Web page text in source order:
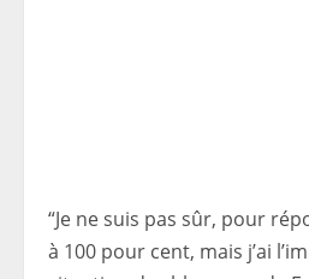
“Je ne suis pas sûr, pour
à 100 pour cent, mais j’ai